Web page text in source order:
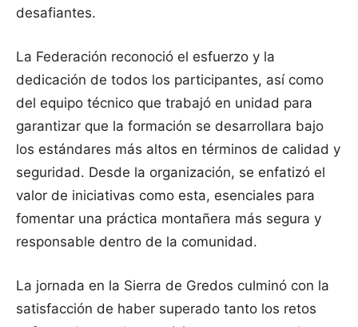
desafiantes.
La Federación reconoció el esfuerzo y la
dedicación de todos los participantes, así como
del equipo técnico que trabajó en unidad para
garantizar que la formación se desarrollara bajo
los estándares más altos en términos de calidad y
seguridad. Desde la organización, se enfatizó el
valor de iniciativas como esta, esenciales para
fomentar una práctica montañera más segura y
responsable dentro de la comunidad.
La jornada en la Sierra de Gredos culminó con la
satisfacción de haber superado tanto los retos